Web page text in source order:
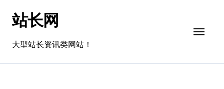
站长网
大型站长资讯类网站！